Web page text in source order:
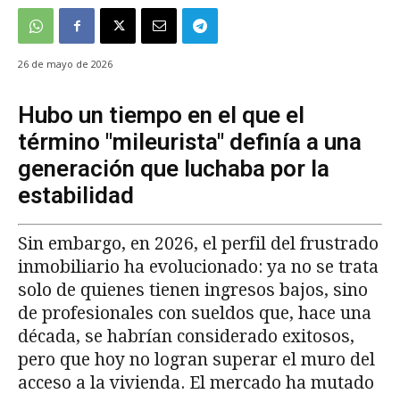
26 de mayo de 2026
Hubo un tiempo en el que el
término "mileurista" definía a una
generación que luchaba por la
estabilidad
Sin embargo, en 2026, el perfil del frustrado
inmobiliario ha evolucionado: ya no se trata
solo de quienes tienen ingresos bajos, sino
de profesionales con sueldos que, hace una
década, se habrían considerado exitosos,
pero que hoy no logran superar el muro del
acceso a la vivienda. El mercado ha mutado